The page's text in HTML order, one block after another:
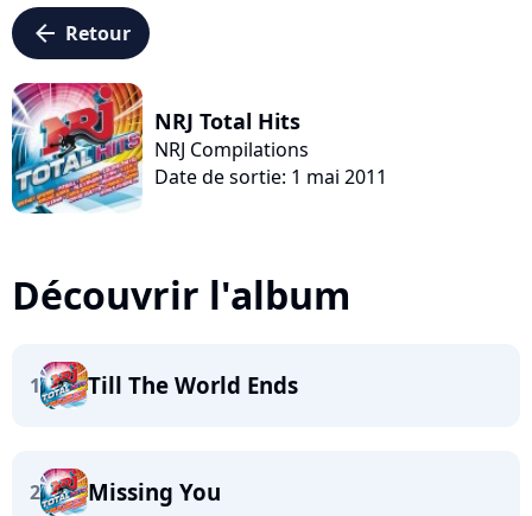
arrow_left Retour
NRJ Total Hits
NRJ Compilations
Date de sortie: 1 mai 2011
Découvrir l'album
1 Till The World Ends
2 Missing You